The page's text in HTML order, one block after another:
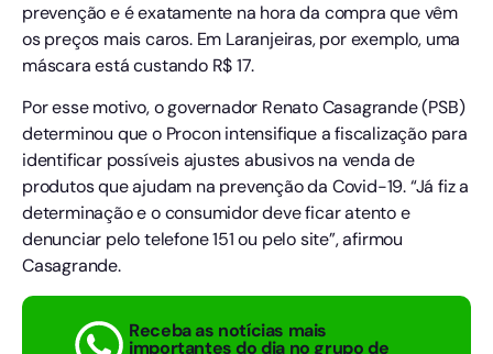
prevenção e é exatamente na hora da compra que vêm
os preços mais caros. Em Laranjeiras, por exemplo, uma
máscara está custando R$ 17.
Por esse motivo, o governador Renato Casagrande (PSB)
determinou que o Procon intensifique a fiscalização para
identificar possíveis ajustes abusivos na venda de
produtos que ajudam na prevenção da Covid-19. “Já fiz a
determinação e o consumidor deve ficar atento e
denunciar pelo telefone 151 ou pelo site”, afirmou
Casagrande.
Receba as notícias mais
importantes do dia no grupo de